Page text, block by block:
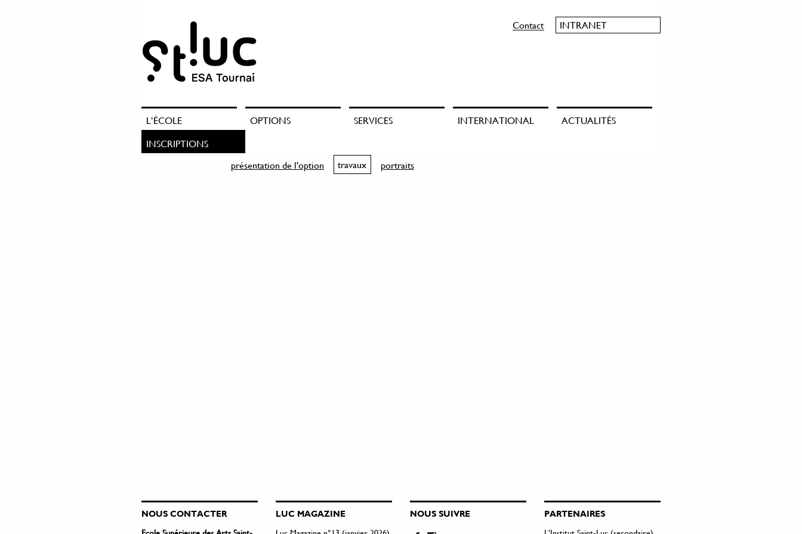
Contact INTRANET
L’ÉCOLE OPTIONS SERVICES INTERNATIONAL
ACTUALITÉS
INSCRIPTIONS
présentation de l'option
travaux portraits
NOUS CONTACTER
LUC MAGAZINE
NOUS SUIVRE
PARTENAIRES